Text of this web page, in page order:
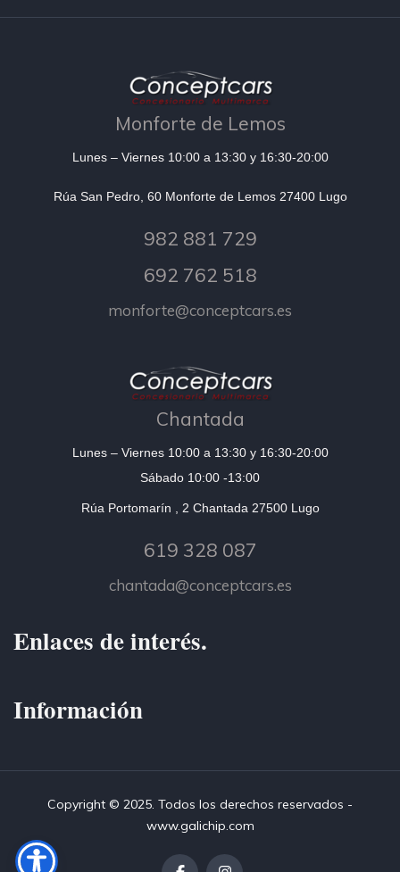
Monforte de Lemos
Lunes – Viernes 10:00 a 13:30 y 16:30-20:00
Rúa San Pedro, 60 Monforte de Lemos 27400 Lugo
982 881 729
692 762 518
monforte@conceptcars.es
Chantada
Lunes – Viernes 10:00 a 13:30 y 16:30-20:00
Sábado 10:00 -13:00
Rúa Portomarín , 2 Chantada 27500 Lugo
619 328 087
chantada@conceptcars.es
Enlaces de interés.
Información
Copyright © 2025. Todos los derechos reservados -
www.galichip.com